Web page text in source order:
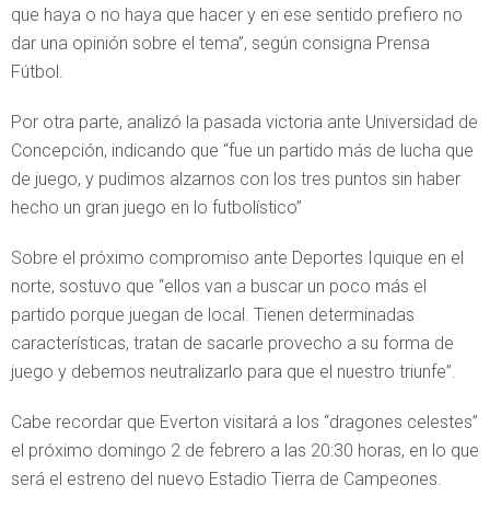
que haya o no haya que hacer y en ese sentido prefiero no
dar una opinión sobre el tema”, según consigna Prensa
Fútbol.
Por otra parte, analizó la pasada victoria ante Universidad de
Concepción, indicando que “fue un partido más de lucha que
de juego, y pudimos alzarnos con los tres puntos sin haber
hecho un gran juego en lo futbolístico”
Sobre el próximo compromiso ante Deportes Iquique en el
norte, sostuvo que “ellos van a buscar un poco más el
partido porque juegan de local. Tienen determinadas
características, tratan de sacarle provecho a su forma de
juego y debemos neutralizarlo para que el nuestro triunfe”.
Cabe recordar que Everton visitará a los “dragones celestes”
el próximo domingo 2 de febrero a las 20:30 horas, en lo que
será el estreno del nuevo Estadio Tierra de Campeones.